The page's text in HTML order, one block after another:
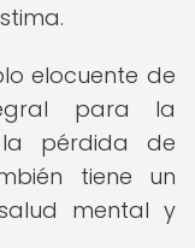
elocuente de
para la
pérdida de
tiene un
mental y